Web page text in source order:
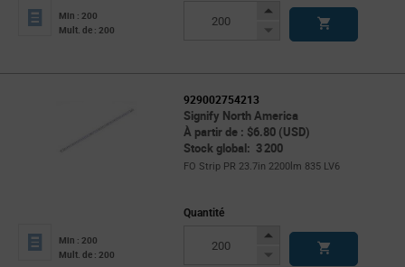
Min : 200
Mult. de : 200
Increase
Decrease
929002754213
Signify North America
À partir de : $6.80 (USD)
Stock global: 3 200
FO Strip PR 23.7in 2200lm 835 LV6
Min : 200
Mult. de : 200
Quantité
Increase
Decrease